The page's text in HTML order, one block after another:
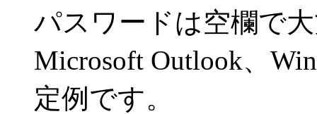
パスワードは空欄で
Microsoft Outlook、
定例です。